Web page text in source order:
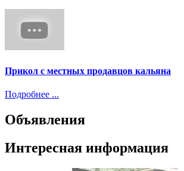
Прикол с местных продавцов кальяна
Подробнее ...
Объявления
Интересная информация